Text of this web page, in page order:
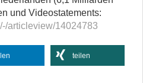
und Videostatements:
articleview/14024783
teilen